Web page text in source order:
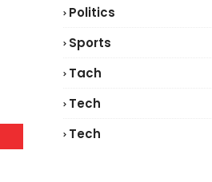
Politics
Sports
Tach
Tech
Tech